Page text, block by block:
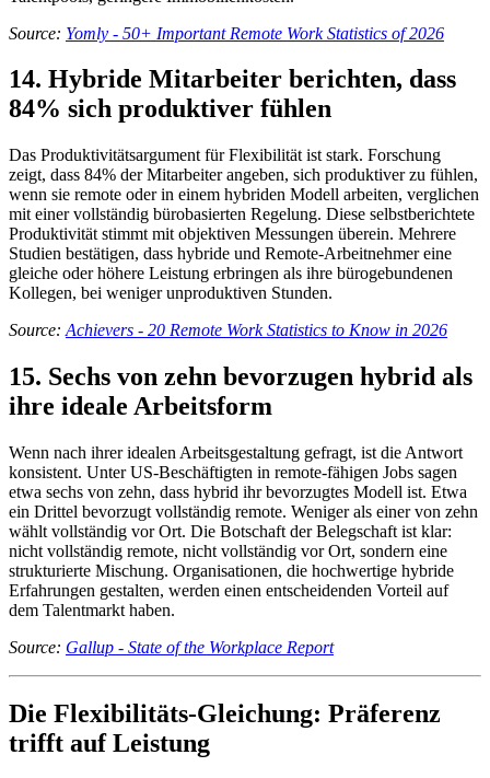
Source: Yomly - 50+ Important Remote Work Statistics of 2026
14. Hybride Mitarbeiter berichten, dass
84% sich produktiver fühlen
Das Produktivitätsargument für Flexibilität ist stark. Forschung
zeigt, dass 84% der Mitarbeiter angeben, sich produktiver zu fühlen,
wenn sie remote oder in einem hybriden Modell arbeiten, verglichen
mit einer vollständig bürobasierten Regelung. Diese selbstberichtete
Produktivität stimmt mit objektiven Messungen überein. Mehrere
Studien bestätigen, dass hybride und Remote-Arbeitnehmer eine
gleiche oder höhere Leistung erbringen als ihre bürogebundenen
Kollegen, bei weniger unproduktiven Stunden.
Source: Achievers - 20 Remote Work Statistics to Know in 2026
15. Sechs von zehn bevorzugen hybrid als
ihre ideale Arbeitsform
Wenn nach ihrer idealen Arbeitsgestaltung gefragt, ist die Antwort
konsistent. Unter US-Beschäftigten in remote-fähigen Jobs sagen
etwa sechs von zehn, dass hybrid ihr bevorzugtes Modell ist. Etwa
ein Drittel bevorzugt vollständig remote. Weniger als einer von zehn
wählt vollständig vor Ort. Die Botschaft der Belegschaft ist klar:
nicht vollständig remote, nicht vollständig vor Ort, sondern eine
strukturierte Mischung. Organisationen, die hochwertige hybride
Erfahrungen gestalten, werden einen entscheidenden Vorteil auf
dem Talentmarkt haben.
Source: Gallup - State of the Workplace Report
Die Flexibilitäts-Gleichung: Präferenz
trifft auf Leistung